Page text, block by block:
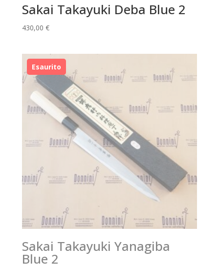
Sakai Takayuki Deba Blue 2
430,00 €
Sakai Takayuki Yanagiba
Blue 2